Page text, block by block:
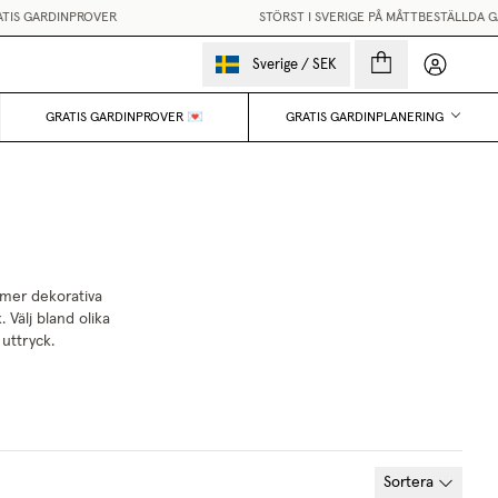
GARDINPROVER STÖRST I SVERIGE PÅ MÅTTBESTÄLLDA
Sverige / SEK Mina
GRATIS GARDINPROVER 💌 GRATIS GARDINPLANERING
dekorativa
Välj bland olika
Sortera